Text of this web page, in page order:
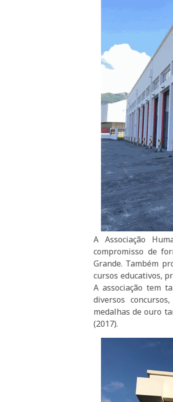
A Associação
compromisso de
Grande. Também
cursos educativos,
A associação tem
diversos
medalhas de ouro
(2017).